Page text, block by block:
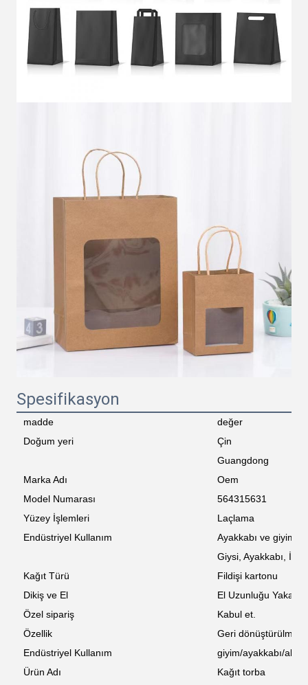
Spesifikasyon
madde
değer
Doğum yeri
Çin
Guangdong
Marka Adı
Oem
Model Numarası
564315631
Yüzey İşlemleri
Laçlama
Endüstriyel Kullanım
Ayakkabı ve giyim
Giysi, Ayakkabı, İç
Kağıt Türü
Fildişi kartonu
Dikiş ve El
El Uzunluğu Yaka
Özel sipariş
Kabul et.
Özellik
Geri dönüştürülmüş
Endüstriyel Kullanım
giyim/ayakkabı/alt
Ürün Adı
Kağıt torba